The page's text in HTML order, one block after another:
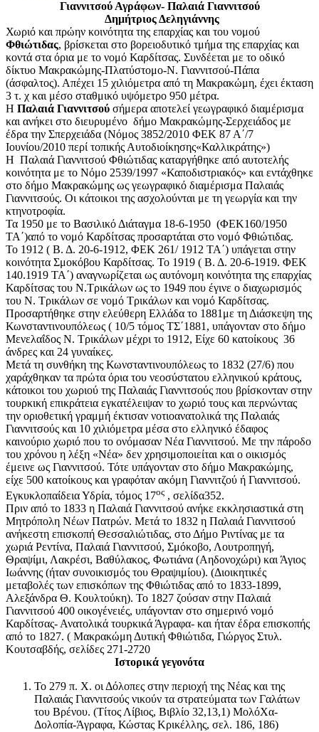
Γιαννιτσού Αγράφων- Παλαιά Γιαννιτσού
Δημήτριος Δεληγιάννης
Χωριό και πρώην κοινότητα της επαρχίας και του νομού
Φθιώτιδας, βρίσκεται στο βορειοδυτικό τμήμα της επαρχίας και
κοντά στα όρια με το νομό Καρδίτσας. Συνδέεται με το οδικό
δίκτυο Μακρακώμης-Πλατύστομο-Ν. Γιαννιτσού-Πάπα
(άσφαλτος). Απέχει 15 χιλιόμετρα από τη Μακρακώμη, έχει έκταση
3 τ. χ και μέσο σταθμικό υψόμετρο 950 μέτρα.
Η Παλαιά Γιαννιτσού σήμερα αποτελεί γεωγραφικό διαμέρισμα
και ανήκει στο διευρυμένο δήμο Μακρακώμης-Σερχειάδος με
έδρα την Σπερχειάδα (Νόμος 3852/2010 ΦΕΚ 87 Α΄/7
Ιουνίου/2010 περί τοπικής Αυτοδιοίκησης«Καλλικράτης»)
Η Παλαιά Γιαννιτσού Φθιώτιδας καταργήθηκε από αυτοτελής
κοινότητα με το Νόμο 2539/1997 «Καποδιστριακός» και εντάχθηκε
στο δήμο Μακρακώμης ως γεωγραφικό διαμέρισμα Παλαιάς
Γιαννιτσούς. Οι κάτοικοι της ασχολούνται με τη γεωργία και την
κτηνοτροφία.
Τα 1950 με το Βασιλικό Διάταγμα 18-6-1950 (ΦΕΚ160/1950
ΤΑ΄)από το νομό Καρδίτσας προσαρτάται στο νομό Φθιώτιδας.
Το 1912 ( Β. Δ. 20-6-1912, ΦΕΚ 261/ 1912 ΤΑ΄) υπάγεται στην
κοινότητα Σμοκόβου Καρδίτσας. Το 1919 ( Β. Δ. 20-6-1919. ΦΕΚ
140.1919 ΤΑ΄) αναγνωρίζεται ως αυτόνομη κοινότητα της επαρχίας
Καρδίτσας του Ν.Τρικάλων ως το 1949 που έγινε ο διαχωρισμός
του Ν. Τρικάλων σε νομό Τρικάλων και νομό Καρδίτσας.
Προσαρτήθηκε στην ελεύθερη Ελλάδα το 1881με τη Διάσκεψη της
Κωνσταντινουπόλεως ( 10/5 τόμος ΤΣ΄1881, υπάγονταν στο δήμο
Μενελαΐδος Ν. Τρικάλων μέχρι το 1912, Είχε 60 κατοίκους 36
άνδρες και 24 γυναίκες.
Μετά τη συνθήκη της Κωνσταντινουπόλεως το 1832 (27/6) που
χαράχθηκαν τα πρώτα όρια του νεοσύστατου ελληνικού κράτους,
κάτοικοι του χωριού της Παλαιάς Γιαννιτσούς που βρίσκονταν στην
τουρκική επικράτεια εγκατέλειψαν το χωριό τους και περνώντας
την οριοθετική γραμμή έκτισαν νοτιοανατολικά της Παλαιάς
Γιαννιτσούς και 10 χιλιόμετρα μέσα στο ελληνικό έδαφος
καινούριο χωριό που το ονόμασαν Νέα Γιαννιτσού. Με την πάροδο
του χρόνου η λέξη «Νέα» δεν χρησιμοποιείται και ο οικισμός
έμεινε ως Γιαννιτσού. Τότε υπάγονταν στο δήμο Μακρακώμης,
είχε 500 κατοίκους και γραφόταν ακόμη Γιαννιτζού ή Γιαννιτσού.
Εγκυκλοπαίδεια Υδρία, τόμος 17ος , σελίδα352.
Πριν από το 1833 η Παλαιά Γιαννιτσού ανήκε εκκλησιαστικά στη
Μητρόπολη Νέων Πατρών. Μετά το 1832 η Παλαιά Γιαννιτσού
ανήκεστη επισκοπή Θεσσαλιώτιδας, στο Δήμο Ριντίνας με τα
χωριά Ρεντίνα, Παλαιά Γιαννιτσού, Σμόκοβο, Λουτροπηγή,
Θραψίμι, Λακρέσι, Βαθύλακος, Φωτιάνα (Αηδονοχώρι) και Άγιος
Ιωάννης (ήταν συνοικισμός του Θραψιμίου). (Διοικητικές
μεταβολές των επισκόπων της Φθιώτιδας από το 1833-1899,
Αλεξάνδρα Θ. Κουλτούκη). Το 1827 ζούσαν στην Παλαιά
Γιαννιτσού 400 οικογένειές, υπάγονταν στο σημερινό νομό
Καρδίτσας- Ανατολικά τουρκικά Άγραφα- και ήταν έδρα επισκοπής
από το 1827. ( Μακρακώμη Δυτική Φθιώτιδα, Γιώργος Στυλ.
Κουτσαβδής, σελίδες 271-2720
Ιστορικά γεγονότα
Το 279 π. Χ. οι Δόλοπες στην περιοχή της Νέας και της
Παλαιάς Γιαννιτσούς νικούν τα στρατεύματα των Γαλάτων
του Βρένου. (Τίτος Λίβιος, Βιβλίο 32,13,1) ΜολόΧα-
Δολοπία-Άγραφα, Κώστας Κρικέλλης, σελ. 186, 186)